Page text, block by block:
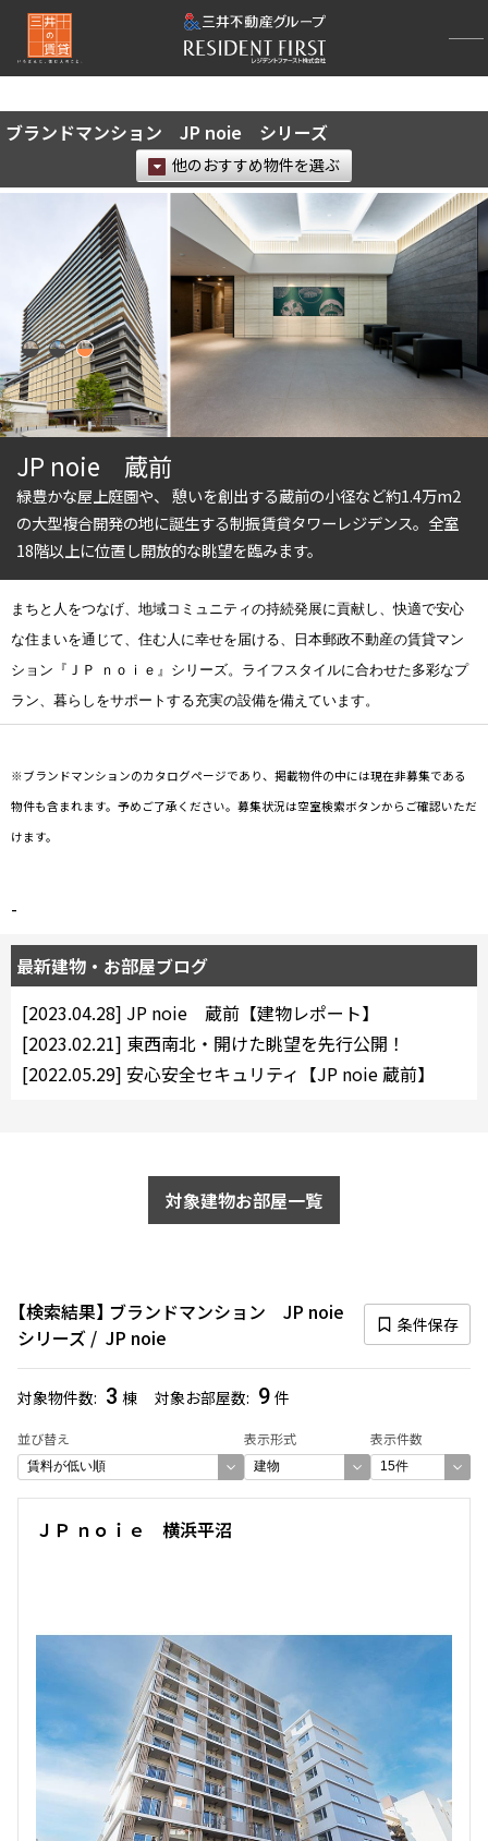
ブランドマンション JP noie シリーズ
他のおすすめ物件を選ぶ
JP noie 蔵前
緑豊かな屋上庭園や、 憩いを創出する蔵前の小径など約1.4万m2
の大型複合開発の地に誕生する制振賃貸タワーレジデンス。全室
18階以上に位置し開放的な眺望を臨みます。
まちと人をつなげ、地域コミュニティの持続発展に貢献し、快適で安心
な住まいを通じて、住む人に幸せを届ける、日本郵政不動産の賃貸マン
ション『ＪＰ ｎｏｉｅ』シリーズ。ライフスタイルに合わせた多彩なプ
ラン、暮らしをサポートする充実の設備を備えています。
※ブランドマンションのカタログページであり、掲載物件の中には現在非募集である
物件も含まれます。予めご了承ください。募集状況は空室検索ボタンからご確認いただ
けます。
-
最新建物・お部屋ブログ
[2023.04.28] JP noie 蔵前【建物レポート】
[2023.02.21] 東西南北・開けた眺望を先行公開！
[2022.05.29] 安心安全セキュリティ【JP noie 蔵前】
対象建物お部屋一覧
検索結果 ブランドマンション JP noie
シリーズ
JP noie 条件保存
対象物件数 3 棟 対象お部屋数 9 件
並び替え 表示形式 表示件数
再検索ナビゲーション
〜
管理費/共益費含む
礼金なし
敷金なし
礼金１ヶ月以下
フリーレント付き
間取り
1R〜1K
2LDK
4LDK〜
専有面積
築年数
1年以内
3年以内
15年以内
20年以内
25年以内
指定なし
1分以内
3分以内
10分以内
15分以内
他条件
申込無し物件のみ表示
より詳細な絞り込み
建物施設やお部屋の設備、方位、階数などの絞り込みが
できます
設定あり
検索対象お部屋数
9件
お部屋を再検索
ＪＰ ｎｏｉｅ 横浜平沼